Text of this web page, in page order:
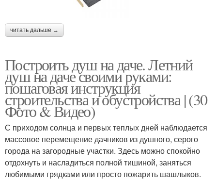
читать дальше →
Построить душ на даче. Летний
душ на даче своими руками:
пошаговая инструкция
строительства и обустройства | (30
Фото & Видео)
С приходом солнца и первых теплых дней наблюдается
массовое перемещение дачников из душного, серого
города на загородные участки. Здесь можно спокойно
отдохнуть и насладиться полной тишиной, заняться
любимыми грядками или просто пожарить шашлыков.